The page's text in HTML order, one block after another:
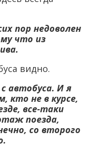
пор недоволен
что из
видно.
автобуса. И я
кто не в курсе,
все-таки
поезда,
со второго